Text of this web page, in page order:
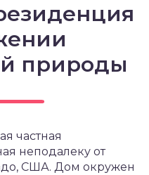
природы
частная
неподалеку от
США. Дом окружен